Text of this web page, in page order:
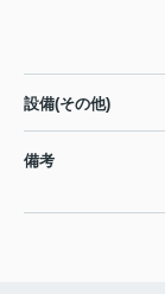
設備(その他)
備考